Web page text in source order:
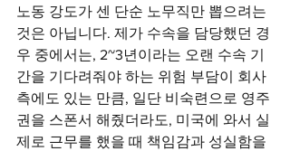
노동 강도가 센 단순 노무직만 뽑으려는
것은 아닙니다. 제가 수속을 담당했던 경
우 중에서는, 2~3년이라는 오랜 수속 기
간을 기다려줘야 하는 위험 부담이 회사
측에도 있는 만큼, 일단 비숙련으로 영주
권을 스폰서 해줬더라도, 미국에 와서 실
제로 근무를 했을 때 책임감과 성실함을